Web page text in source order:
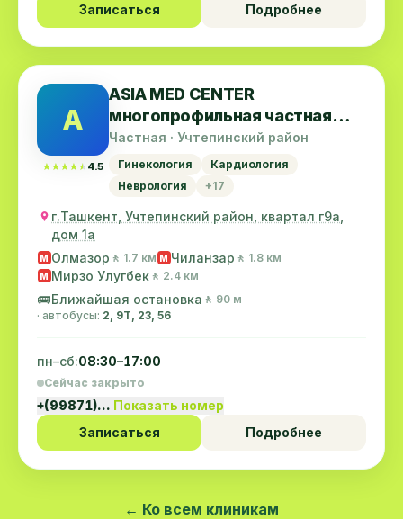
Записаться
Подробнее
A
★★★★★
★★★★★ 4.5
ASIA MED CENTER
многопрофильная частная
клиника
Частная · Учтепинский район
Гинекология
Кардиология
Неврология
+17
г.Ташкент, Учтепинский район, квартал г9а,
дом 1а
M Олмазор 🚶 1.7 км M Чиланзар 🚶 1.8 км
M Мирзо Улугбек 🚶 2.4 км
🚌Ближайшая остановка 🚶 90 м
· автобусы: 2, 9Т, 23, 56
пн–сб:08:30–17:00
Сейчас закрыто
+(99871)… Показать номер
Записаться
Подробнее
← Ко всем клиникам